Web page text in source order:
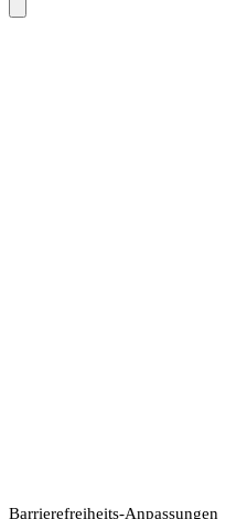
Barrierefreiheits-Anpassungen